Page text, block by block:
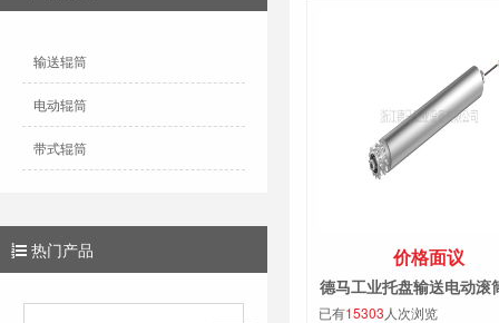
输送辊筒
电动辊筒
带式辊筒
热门产品 价格面议
德马工业托盘输送电动滚
已有15303 人次浏览